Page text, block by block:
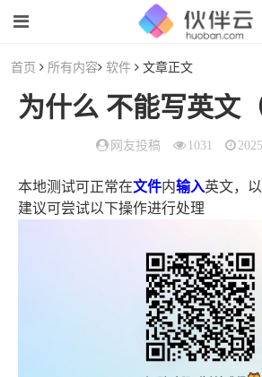
首页 所有内容 软件 文章正文
网友投稿 1031
本地测试可正常在文件内输入英文，以
建议可尝试以下操作进行处理